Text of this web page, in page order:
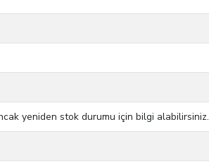
yeniden stok durumu için bilgi alabilirsiniz.